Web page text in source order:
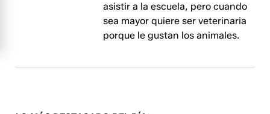
asistir a la escuela, pero cuando
sea mayor quiere ser veterinaria
porque le gustan los animales.